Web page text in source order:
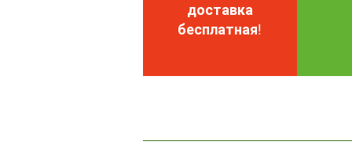
доставка
бесплатная!